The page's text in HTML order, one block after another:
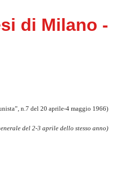
di Milano -
n.7 del 20 aprile-4 maggio 1966)
del 2-3 aprile dello stesso anno)